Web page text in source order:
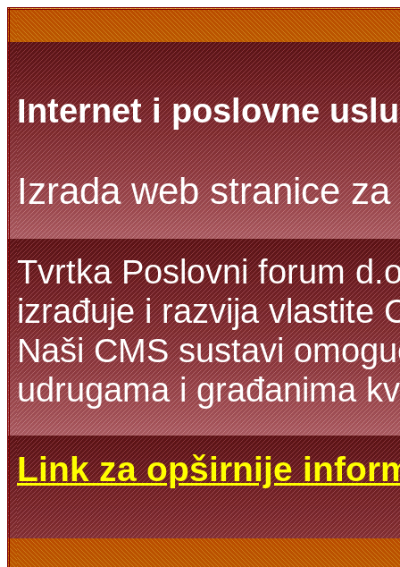
Internet i poslovne
Izrada web stranice
Tvrtka Poslovni forum
izrađuje i razvija vlastite
Naši CMS sustavi
udrugama i građanima
Link za opširnije